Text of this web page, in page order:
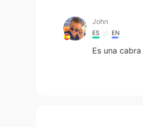
John
ES EN
Es una